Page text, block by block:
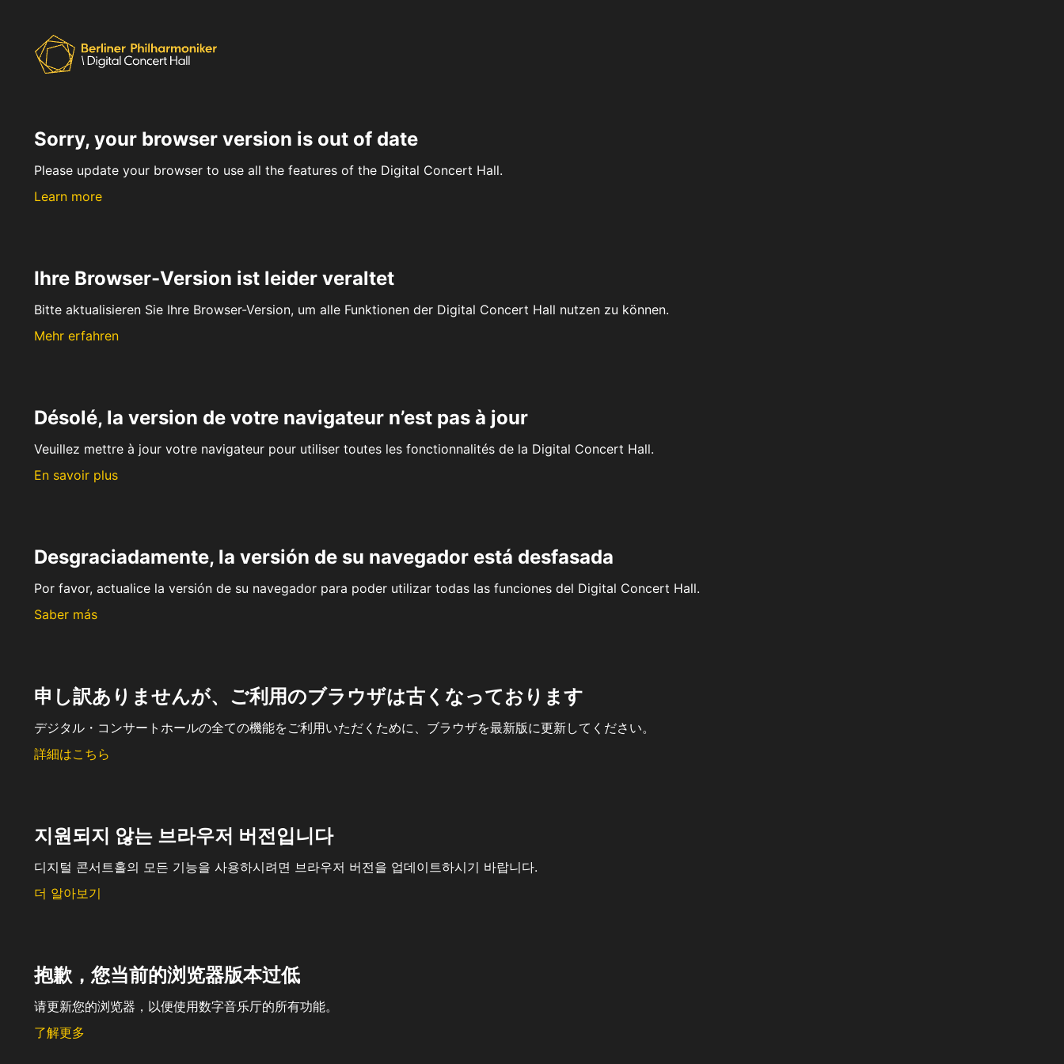
Sorry, your browser version is out of date
Please update your browser to use all the features of the Digital Concert Hall.
Learn more
Ihre Browser-Version ist leider veraltet
Bitte aktualisieren Sie Ihre Browser-Version, um alle Funktionen der Digital Concert Hall nutzen zu können.
Mehr erfahren
Désolé, la version de votre navigateur n’est pas à jour
Veuillez mettre à jour votre navigateur pour utiliser toutes les fonctionnalités de la Digital Concert Hall.
En savoir plus
Desgraciadamente, la versión de su navegador está desfasada
Por favor, actualice la versión de su navegador para poder utilizar todas las funciones del Digital Concert Hall.
Saber más
申し訳ありませんが、ご利用のブラウザは古くなっております
デジタル・コンサートホールの全ての機能をご利用いただくために、ブラウザを最新版に更新してください。
詳細はこちら
지원되지 않는 브라우저 버전입니다
디지털 콘서트홀의 모든 기능을 사용하시려면 브라우저 버전을 업데이트하시기 바랍니다.
더 알아보기
抱歉，您当前的浏览器版本过低
请更新您的浏览器，以便使用数字音乐厅的所有功能。
了解更多